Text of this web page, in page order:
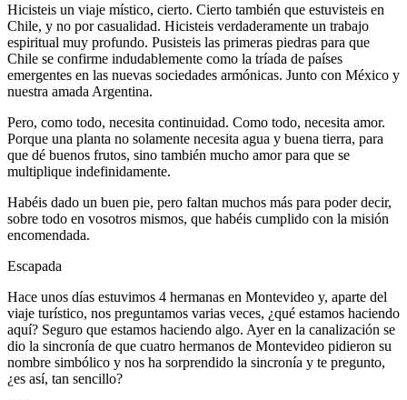
Hicisteis un viaje místico, cierto. Cierto también que estuvisteis en
Chile, y no por casualidad. Hicisteis verdaderamente un trabajo
espiritual muy profundo. Pusisteis las primeras piedras para que
Chile se confirme indudablemente como la tríada de países
emergentes en las nuevas sociedades armónicas. Junto con México y
nuestra amada Argentina.
Pero, como todo, necesita continuidad. Como todo, necesita amor.
Porque una planta no solamente necesita agua y buena tierra, para
que dé buenos frutos, sino también mucho amor para que se
multiplique indefinidamente.
Habéis dado un buen pie, pero faltan muchos más para poder decir,
sobre todo en vosotros mismos, que habéis cumplido con la misión
encomendada.
Escapada
Hace unos días estuvimos 4 hermanas en Montevideo y, aparte del
viaje turístico, nos preguntamos varias veces, ¿qué estamos haciendo
aquí? Seguro que estamos haciendo algo. Ayer en la canalización se
dio la sincronía de que cuatro hermanos de Montevideo pidieron su
nombre simbólico y nos ha sorprendido la sincronía y te pregunto,
¿es así, tan sencillo?